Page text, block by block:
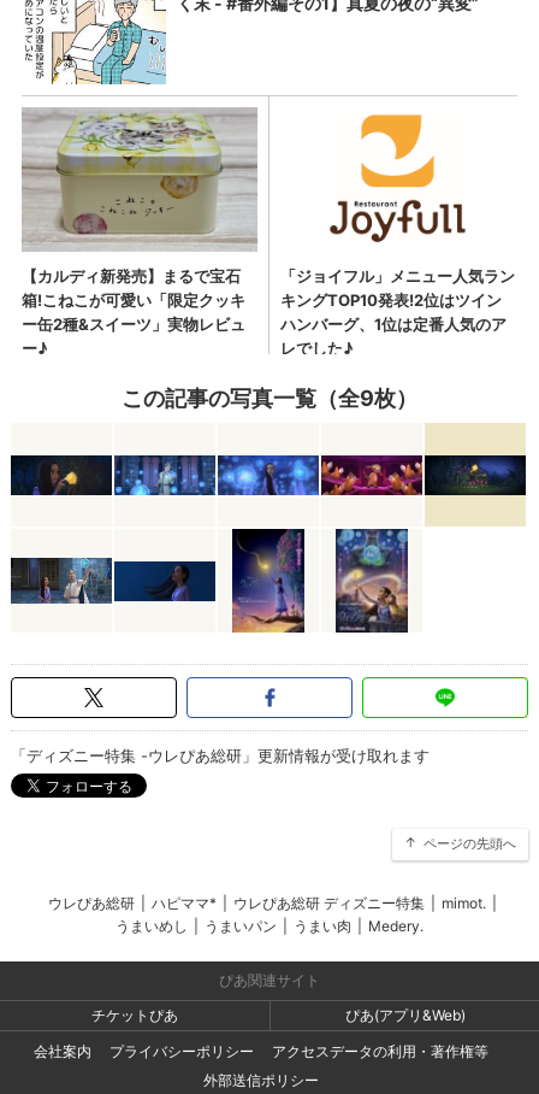
この記事の写真一覧（全9枚）
「ディズニー特集 -ウレぴあ総研」更新情報が受け取れます
ページの先頭へ
ウレぴあ総研 ハピママ* ウレぴあ総研 ディズニー特集 mimot.
うまいめし
うまいパン うまい肉 Medery.
ぴあ関連サイト
チケットぴあ
ぴあ(アプリ&Web)
会社案内
プライバシーポリシー
アクセスデータの利用・著作権等
外部送信ポリシー